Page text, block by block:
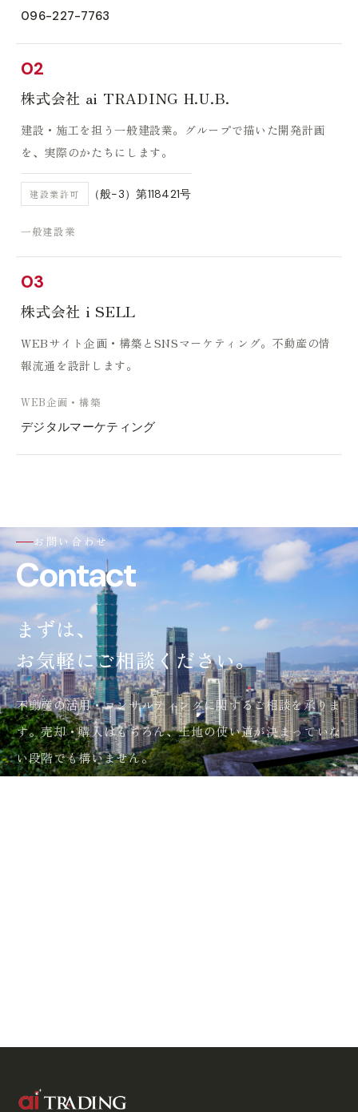
096-227-7763
02
株式会社 ai TRADING H.U.B.
建設・施工を担う一般建設業。グループで描いた開発計画
を、実際のかたちにします。
建設業許可 （般−3）第118421号
一般建設業
03
株式会社 i SELL
WEBサイト企画・構築とSNSマーケティング。不動産の情
報流通を設計します。
WEB企画・構築
デジタルマーケティング
お問い合わせ
Contact
まずは、
お気軽にご相談ください。
不動産の活用・コンサルティングに関するご相談を承りま
す。売却・購入はもちろん、土地の使い道が決まっていな
い段階でも構いません。